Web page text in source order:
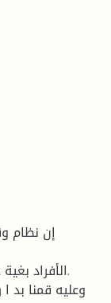
إن نظام
الأفراد
وعليه قمنا بد